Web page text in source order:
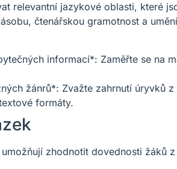
relevantní jazykové oblasti, které
čtenářskou gramotnost a
informací*: Zaměřte se na
žánrů*: Zvažte zahrnutí úryvků
formáty.
zhodnotit dovednosti žáků